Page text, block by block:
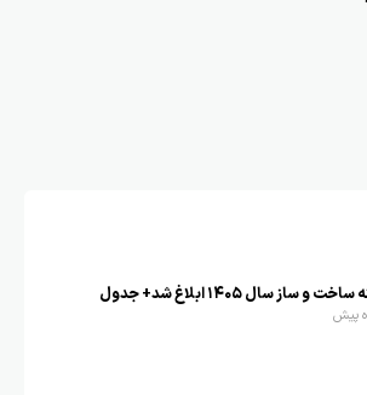
و ساز سال ۱۴۰۵ ابلاغ شد+ جدول